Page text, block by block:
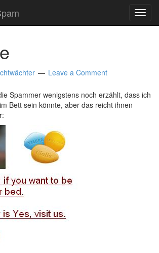
Leave a Comment
Spammer wenigstens noch erzählt, dass ich
Bett sein könnte, aber das reicht ihnen